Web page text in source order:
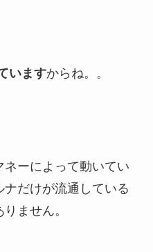
いますからね。。
ーによって動いてい
だけが流通している
ません。